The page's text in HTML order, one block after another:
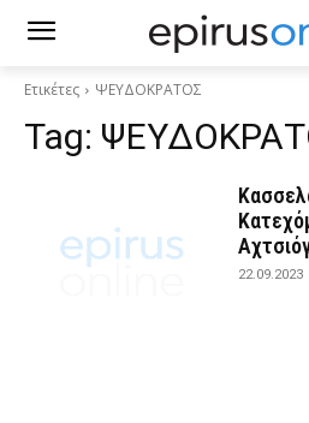
Ετικέτες ΨΕΥΔΟΚΡΑΤΟΣ
Tag:
22.09.2023